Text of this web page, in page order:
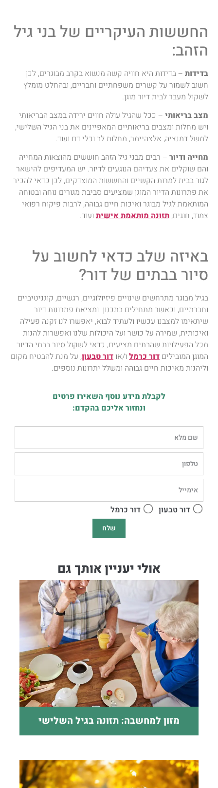
החששות העיקריים של בני גיל
הזהב:
בדידות – בדידות היא חוויה קשה מנשוא בקרב מבוגרים, לכן
חשוב לשמור על קשרים משפחתיים וחבריים, ובהחלט מומלץ
לשקול מעבר לבית דיור מוגן.
מצב בריאותי – ככל שהגיל עולה חווים ירידה במצב הבריאותי
ויש מחלות ומצבים בריאותיים המאפיינים את בני הגיל השלישי,
למשל דמנציה, אלצהיימר, מחלות לב וכלי דם ועוד.
מחייה ודיור – רבים מבני גיל הזהב חוששים מהוצאות המחייה
והם שוקלים את צעדיהם הנוגעים לדיור. יש המעדיפים להישאר
לגור בבית למרות הקשיים והחששות המוצדקים, לכן כדאי להכיר
את פתרונות הדיור המוגן שמציעים סביבת מגורים נוחה ובטוחה
המותאמת לגיל מבוגר ואיכות חיים גבוהה, לרבות פיקוח רפואי
צמוד, חוגים,תזונה מותאמת אישית ועוד.
באיזה שלב כדאי לחשוב על
סיור בבתים של דור?
בגיל מבוגר מתרחשים שינויים פיזיולוגיים, רגשיים, קוגניטיביים
וחברתיים, וכאשר מתחילים בתכנון ומציאת פתרונות דיור
שיתאימו למצבנו עכשיו ולעתיד לבוא, יאפשרו לנו זקנה פעילה
ואיכותית, שמירה על כושר ועל היכולות שלנו ואפשרות להנות
מכל הפעילויות שהבתים מציעים, כדאי לשקול סיור בבתי הדיור
המוגן המובילים דור כרמל ו/או דור טבעון, על מנת להבטיח מקום
וליהנות מאיכות חיים גבוהה ומשלל יתרונות נוספים.
לקבלת מידע נוסף השאירו פרטים
ונחזור אליכם בהקדם:
דור טבעון דור כרמל
שלח
אולי יעניין אותך גם
מזון למחשבה: תזונה בגיל השלישי